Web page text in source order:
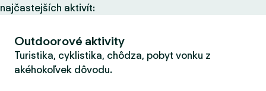
najčastejších aktivít:
Outdoorové aktivity
Turistika, cyklistika, chôdza, pobyt vonku z
akéhokoľvek dôvodu.